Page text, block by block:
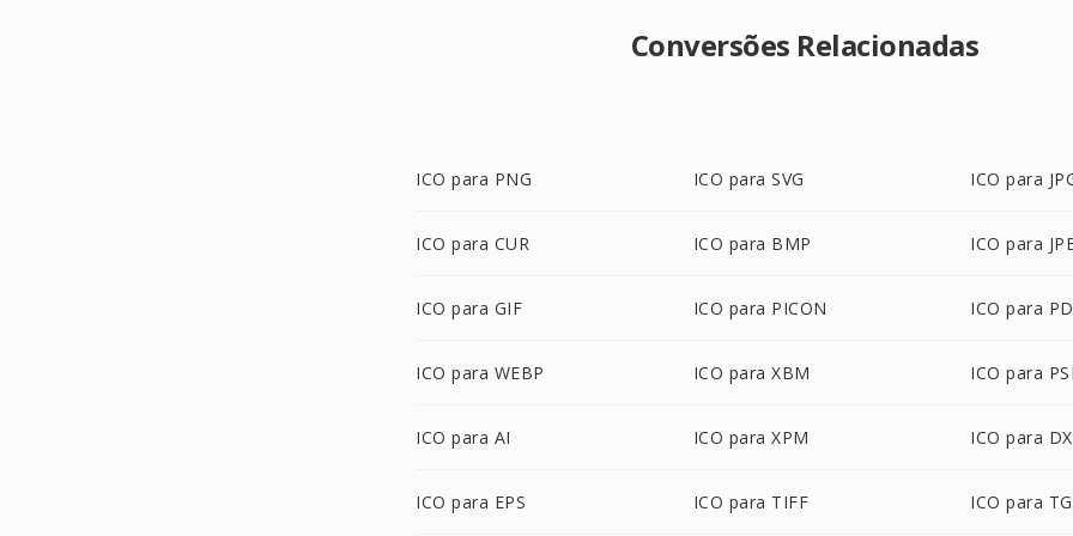
Conversões Relacionadas
ICO para PNG ICO para SVG ICO para
ICO para CUR ICO para BMP ICO para
ICO para GIF ICO para PICON ICO para
ICO para WEBP ICO para XBM ICO para
ICO para AI ICO para XPM ICO para
ICO para EPS ICO para TIFF ICO para